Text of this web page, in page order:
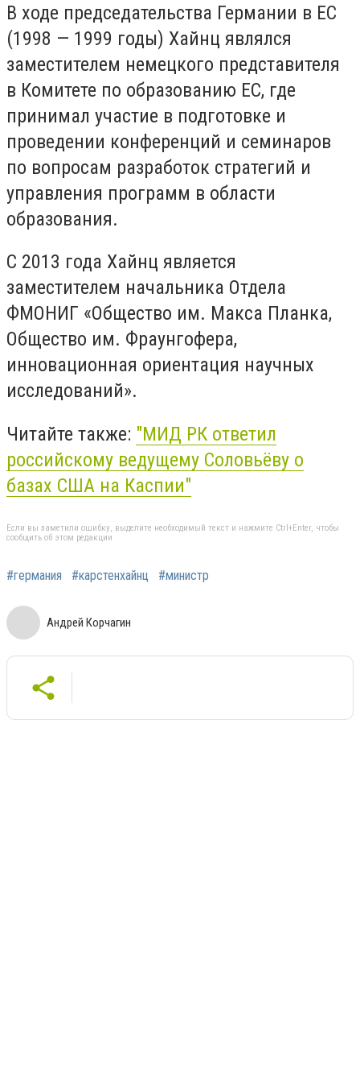
В ходе председательства Германии в ЕС
(1998 — 1999 годы) Хайнц являлся
заместителем немецкого представителя
в Комитете по образованию ЕС, где
принимал участие в подготовке и
проведении конференций и семинаров
по вопросам разработок стратегий и
управления программ в области
образования.
С 2013 года Хайнц является
заместителем начальника Отдела
ФМОНИГ «Общество им. Макса Планка,
Общество им. Фраунгофера,
инновационная ориентация научных
исследований».
Читайте также: "МИД РК ответил
российскому ведущему Соловьёву о
базах США на Каспии"
Если вы заметили ошибку, выделите необходимый текст и нажмите Ctrl+Enter, чтобы
сообщить об этом редакции
#германия #карстенхайнц #министр
Андрей Корчагин